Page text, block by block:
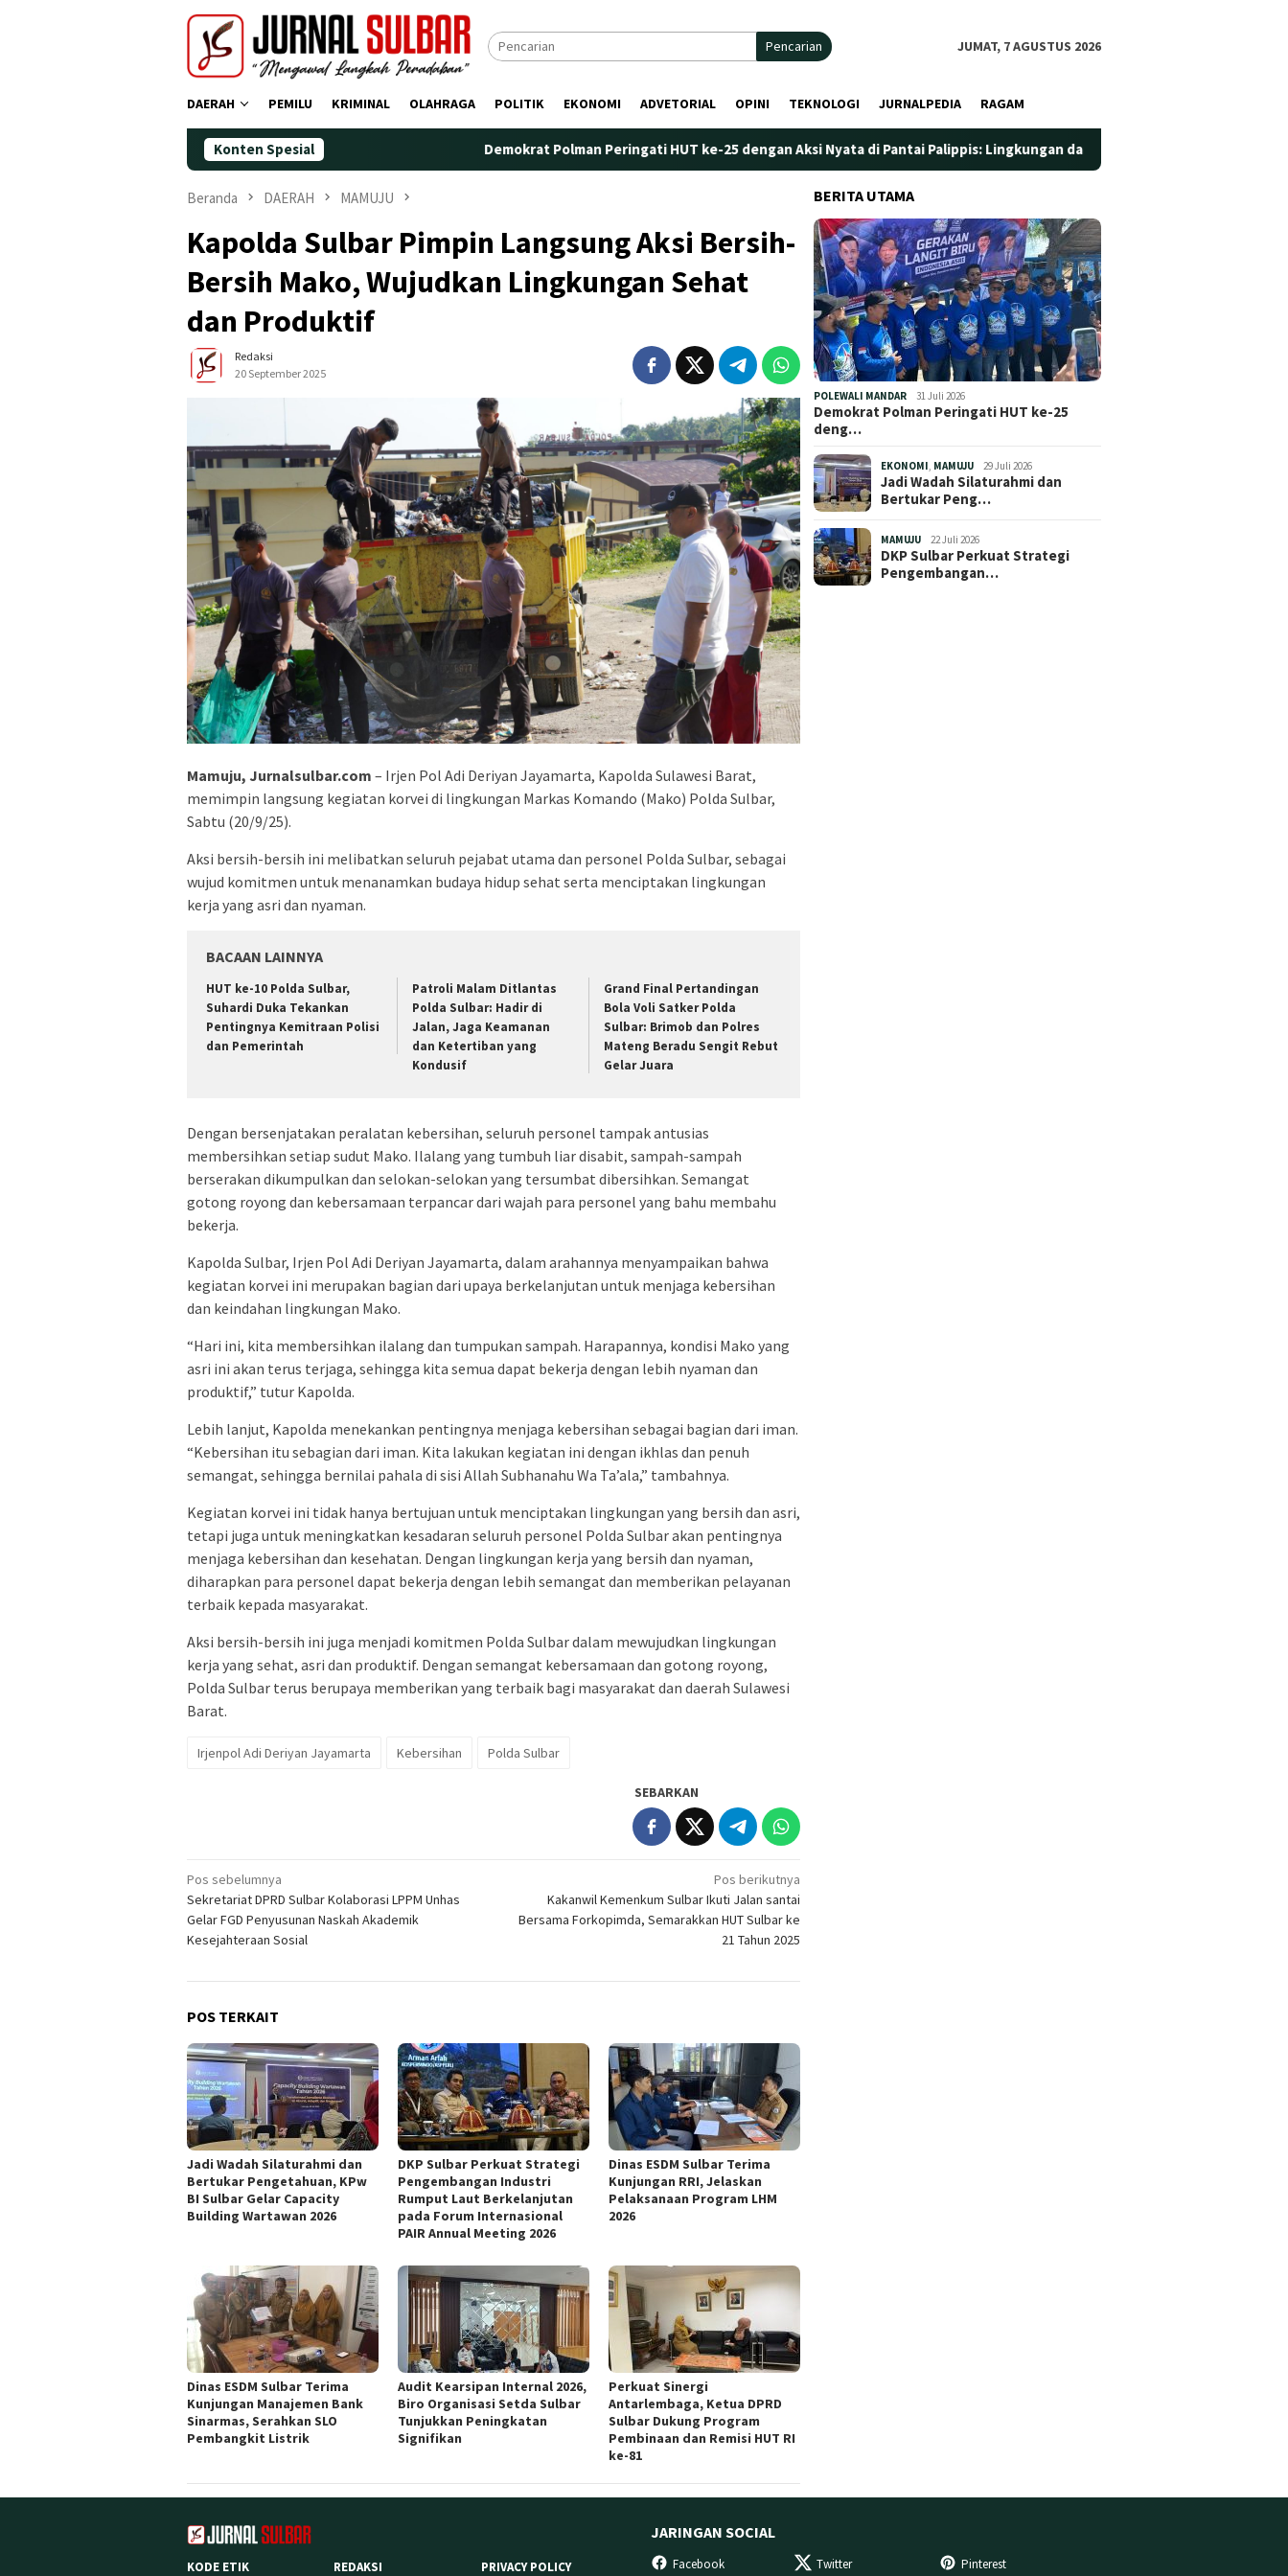
Pencarian JUMAT, 7 AGUSTUS 2026
DAERAH PEMILU KRIMINAL OLAHRAGA POLITIK EKONOMI ADVETORIAL OPINI TEKNOLOGI JURNALPEDIA RAGAM
Konten Spesial Demokrat Polman Peringati HUT ke-25 dengan Aksi Nyata di Pantai Palippis: Lingkungan dan Kesehatan Jadi Prioritas
Beranda DAERAH MAMUJU
Kapolda Sulbar Pimpin Langsung Aksi Bersih-
Bersih Mako, Wujudkan Lingkungan Sehat
dan Produktif
Redaksi
20 September 2025
Mamuju, Jurnalsulbar.com – Irjen Pol Adi Deriyan Jayamarta, Kapolda Sulawesi Barat,
memimpin langsung kegiatan korvei di lingkungan Markas Komando (Mako) Polda Sulbar,
Sabtu (20/9/25).
Aksi bersih-bersih ini melibatkan seluruh pejabat utama dan personel Polda Sulbar, sebagai
wujud komitmen untuk menanamkan budaya hidup sehat serta menciptakan lingkungan
kerja yang asri dan nyaman.
BACAAN LAINNYA
HUT ke-10 Polda Sulbar,
Suhardi Duka Tekankan
Pentingnya Kemitraan Polisi
dan Pemerintah
Patroli Malam Ditlantas
Polda Sulbar: Hadir di
Jalan, Jaga Keamanan
dan Ketertiban yang
Kondusif
Grand Final Pertandingan
Bola Voli Satker Polda
Sulbar: Brimob dan Polres
Mateng Beradu Sengit Rebut
Gelar Juara
Dengan bersenjatakan peralatan kebersihan, seluruh personel tampak antusias
membersihkan setiap sudut Mako. Ilalang yang tumbuh liar disabit, sampah-sampah
berserakan dikumpulkan dan selokan-selokan yang tersumbat dibersihkan. Semangat
gotong royong dan kebersamaan terpancar dari wajah para personel yang bahu membahu
bekerja.
Kapolda Sulbar, Irjen Pol Adi Deriyan Jayamarta, dalam arahannya menyampaikan bahwa
kegiatan korvei ini merupakan bagian dari upaya berkelanjutan untuk menjaga kebersihan
dan keindahan lingkungan Mako.
“Hari ini, kita membersihkan ilalang dan tumpukan sampah. Harapannya, kondisi Mako yang
asri ini akan terus terjaga, sehingga kita semua dapat bekerja dengan lebih nyaman dan
produktif,” tutur Kapolda.
Lebih lanjut, Kapolda menekankan pentingnya menjaga kebersihan sebagai bagian dari iman.
“Kebersihan itu sebagian dari iman. Kita lakukan kegiatan ini dengan ikhlas dan penuh
semangat, sehingga bernilai pahala di sisi Allah Subhanahu Wa Ta’ala,” tambahnya.
Kegiatan korvei ini tidak hanya bertujuan untuk menciptakan lingkungan yang bersih dan asri,
tetapi juga untuk meningkatkan kesadaran seluruh personel Polda Sulbar akan pentingnya
menjaga kebersihan dan kesehatan. Dengan lingkungan kerja yang bersih dan nyaman,
diharapkan para personel dapat bekerja dengan lebih semangat dan memberikan pelayanan
terbaik kepada masyarakat.
Aksi bersih-bersih ini juga menjadi komitmen Polda Sulbar dalam mewujudkan lingkungan
kerja yang sehat, asri dan produktif. Dengan semangat kebersamaan dan gotong royong,
Polda Sulbar terus berupaya memberikan yang terbaik bagi masyarakat dan daerah Sulawesi
Barat.
Irjenpol Adi Deriyan Jayamarta Kebersihan Polda Sulbar
SEBARKAN
Navigasi
pos
Pos sebelumnya
Sekretariat DPRD Sulbar Kolaborasi LPPM Unhas
Gelar FGD Penyusunan Naskah Akademik
Kesejahteraan Sosial
Pos berikutnya
Kakanwil Kemenkum Sulbar Ikuti Jalan santai
Bersama Forkopimda, Semarakkan HUT Sulbar ke
21 Tahun 2025
POS TERKAIT
Jadi Wadah Silaturahmi dan
Bertukar Pengetahuan, KPw
BI Sulbar Gelar Capacity
Building Wartawan 2026
DKP Sulbar Perkuat Strategi
Pengembangan Industri
Rumput Laut Berkelanjutan
pada Forum Internasional
PAIR Annual Meeting 2026
Dinas ESDM Sulbar Terima
Kunjungan RRI, Jelaskan
Pelaksanaan Program LHM
2026
Dinas ESDM Sulbar Terima
Kunjungan Manajemen Bank
Sinarmas, Serahkan SLO
Pembangkit Listrik
Audit Kearsipan Internal 2026,
Biro Organisasi Setda Sulbar
Tunjukkan Peningkatan
Signifikan
Perkuat Sinergi
Antarlembaga, Ketua DPRD
Sulbar Dukung Program
Pembinaan dan Remisi HUT RI
ke-81
BERITA UTAMA
POLEWALI MANDAR 31 Juli 2026
Demokrat Polman Peringati HUT ke-25
deng…
EKONOMI MAMUJU 29 Juli 2026
Jadi Wadah Silaturahmi dan
Bertukar Peng…
MAMUJU 22 Juli 2026
DKP Sulbar Perkuat Strategi
Pengembangan…
KODE ETIK REDAKSI PRIVACY POLICY
JARINGAN SOCIAL
Facebook Twitter Pinterest